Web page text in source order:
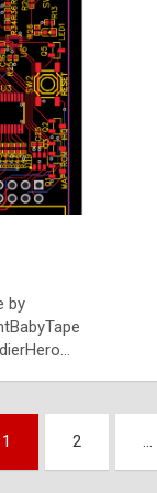
by
1 2 …